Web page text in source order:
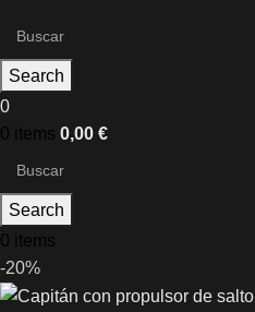
Search
0
0 items 0,00 €
Search
0 items
-20%